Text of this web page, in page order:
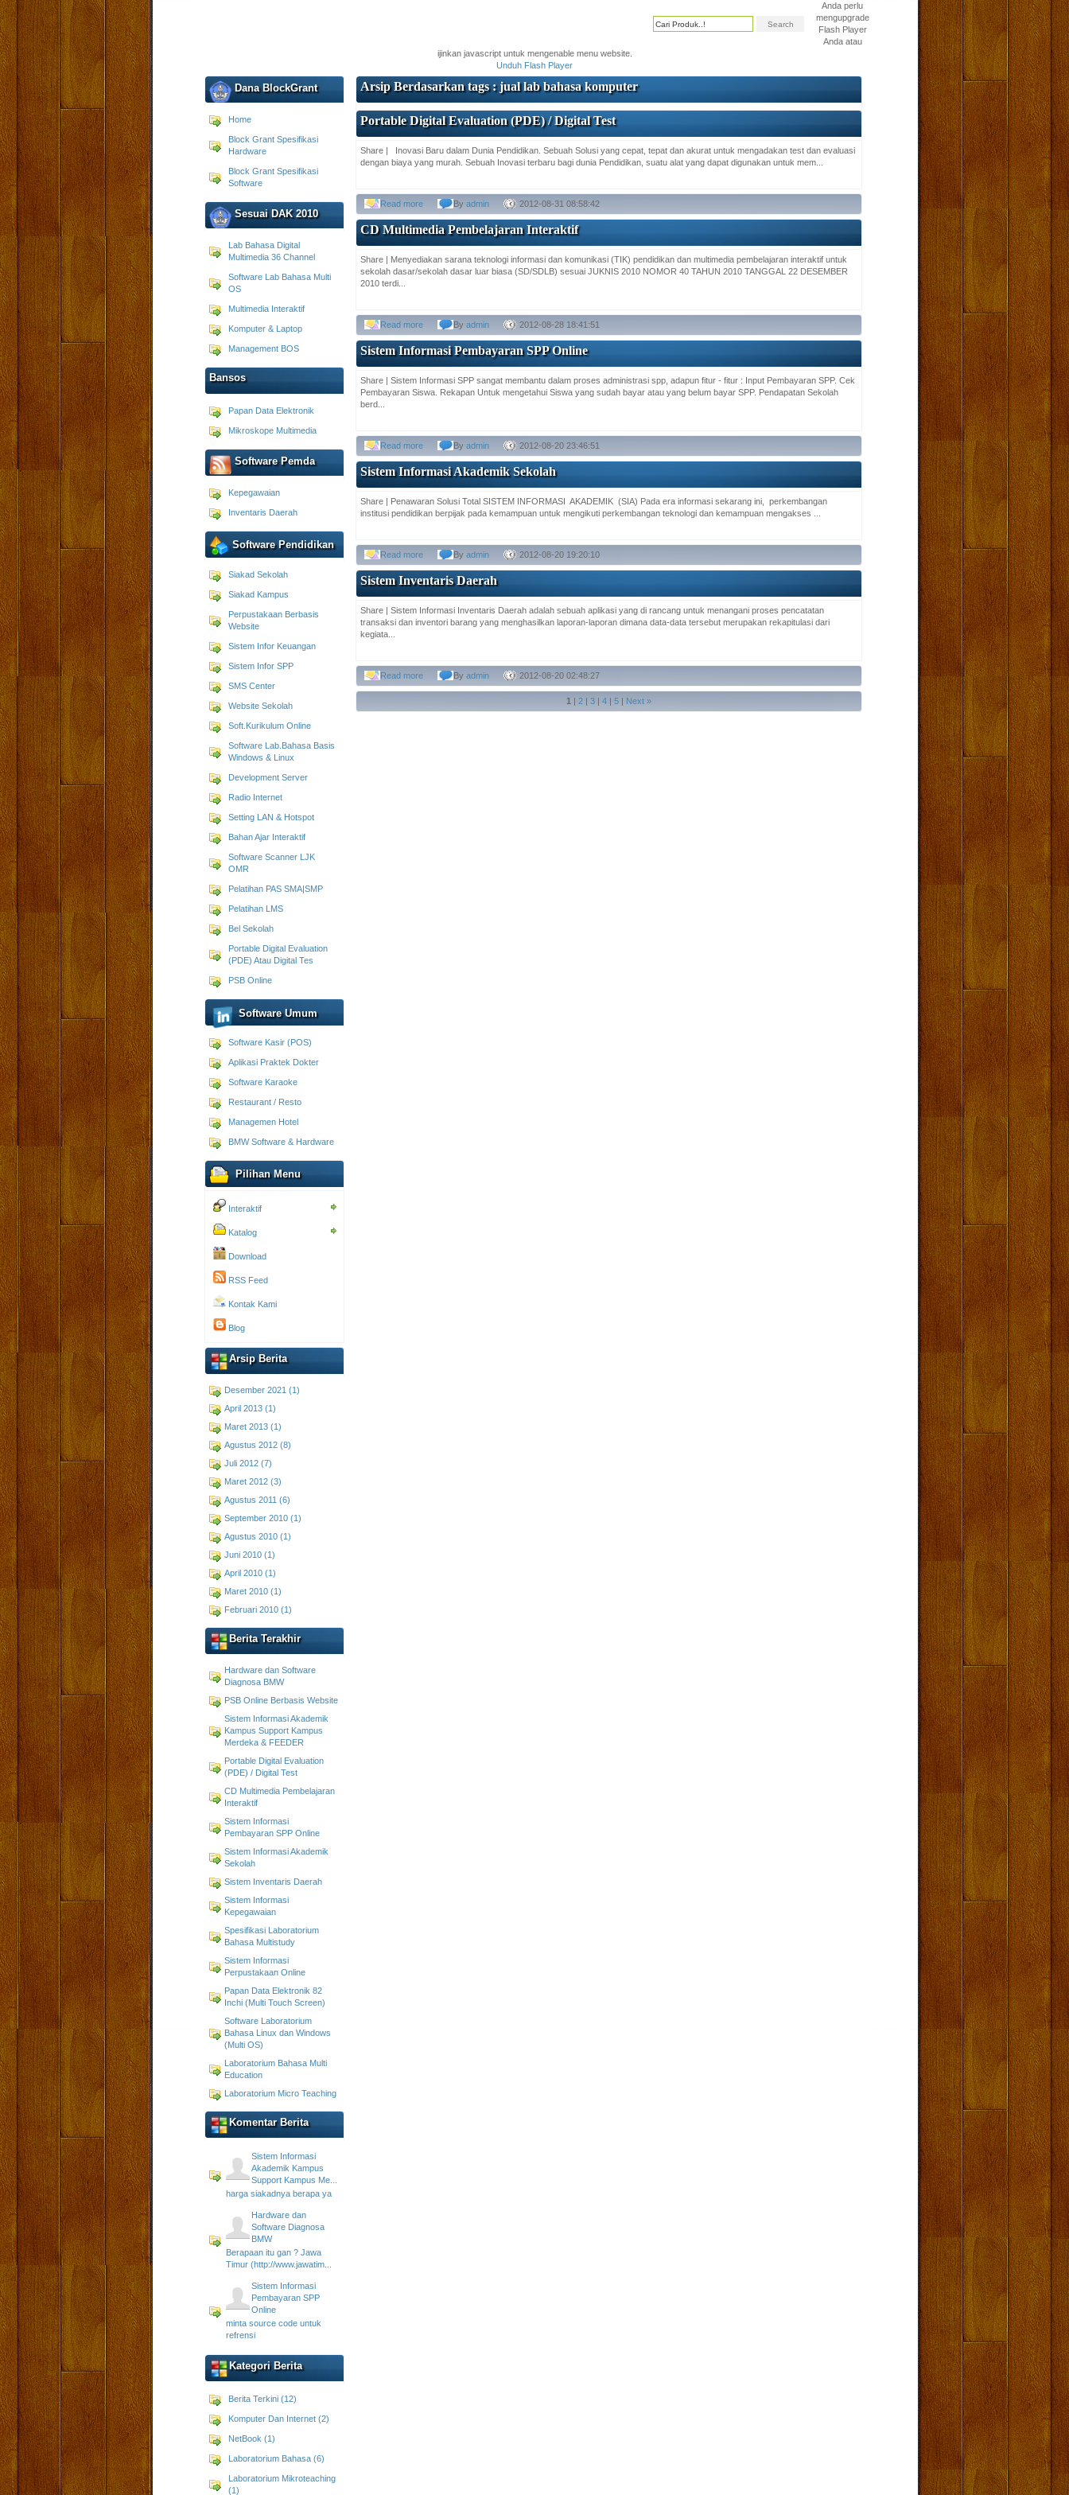
Anda perlu
mengupgrade
Flash Player
Anda atau
ijinkan javascript untuk mengenable menu website.
Unduh Flash Player
Dana BlockGrant
Home
Block Grant Spesifikasi
Hardware
Block Grant Spesifikasi
Software
Sesuai DAK 2010
Lab Bahasa Digital
Multimedia 36 Channel
Software Lab Bahasa Multi
OS
Multimedia Interaktif
Komputer & Laptop
Management BOS
Bansos
Papan Data Elektronik
Mikroskope Multimedia
Software Pemda
Kepegawaian
Inventaris Daerah
Software Pendidikan
Siakad Sekolah
Siakad Kampus
Perpustakaan Berbasis
Website
Sistem Infor Keuangan
Sistem Infor SPP
SMS Center
Website Sekolah
Soft.Kurikulum Online
Software Lab.Bahasa Basis
Windows & Linux
Development Server
Radio Internet
Setting LAN & Hotspot
Bahan Ajar Interaktif
Software Scanner LJK
OMR
Pelatihan PAS SMA|SMP
Pelatihan LMS
Bel Sekolah
Portable Digital Evaluation
(PDE) Atau Digital Tes
PSB Online
Software Umum
Software Kasir (POS)
Aplikasi Praktek Dokter
Software Karaoke
Restaurant / Resto
Managemen Hotel
BMW Software & Hardware
Pilihan Menu
Interaktif
Katalog
Download
RSS Feed
Kontak Kami
Blog
Arsip Berita
Desember 2021 (1)
April 2013 (1)
Maret 2013 (1)
Agustus 2012 (8)
Juli 2012 (7)
Maret 2012 (3)
Agustus 2011 (6)
September 2010 (1)
Agustus 2010 (1)
Juni 2010 (1)
April 2010 (1)
Maret 2010 (1)
Februari 2010 (1)
Berita Terakhir
Hardware dan Software
Diagnosa BMW
PSB Online Berbasis Website
Sistem Informasi Akademik
Kampus Support Kampus
Merdeka & FEEDER
Portable Digital Evaluation
(PDE) / Digital Test
CD Multimedia Pembelajaran
Interaktif
Sistem Informasi
Pembayaran SPP Online
Sistem Informasi Akademik
Sekolah
Sistem Inventaris Daerah
Sistem Informasi
Kepegawaian
Spesifikasi Laboratorium
Bahasa Multistudy
Sistem Informasi
Perpustakaan Online
Papan Data Elektronik 82
Inchi (Multi Touch Screen)
Software Laboratorium
Bahasa Linux dan Windows
(Multi OS)
Laboratorium Bahasa Multi
Education
Laboratorium Micro Teaching
Komentar Berita
Sistem Informasi
Akademik Kampus
Support Kampus Me...
harga siakadnya berapa ya
Hardware dan
Software Diagnosa
BMW
Berapaan itu gan ? Jawa
Timur (http://www.jawatim...
Sistem Informasi
Pembayaran SPP
Online
minta source code untuk
refrensi
Kategori Berita
Berita Terkini (12)
Komputer Dan Internet (2)
NetBook (1)
Laboratorium Bahasa (6)
Laboratorium Mikroteaching
(1)
Arsip Berdasarkan tags : jual lab bahasa komputer
Portable Digital Evaluation (PDE) / Digital Test
Share | Inovasi Baru dalam Dunia Pendidikan. Sebuah Solusi yang cepat, tepat dan akurat untuk mengadakan test dan evaluasi
dengan biaya yang murah. Sebuah Inovasi terbaru bagi dunia Pendidikan, suatu alat yang dapat digunakan untuk mem...
Read more By admin 2012-08-31 08:58:42
CD Multimedia Pembelajaran Interaktif
Share | Menyediakan sarana teknologi informasi dan komunikasi (TIK) pendidikan dan multimedia pembelajaran interaktif untuk
sekolah dasar/sekolah dasar luar biasa (SD/SDLB) sesuai JUKNIS 2010 NOMOR 40 TAHUN 2010 TANGGAL 22 DESEMBER
2010 terdi...
Read more By admin 2012-08-28 18:41:51
Sistem Informasi Pembayaran SPP Online
Share | Sistem Informasi SPP sangat membantu dalam proses administrasi spp, adapun fitur - fitur : Input Pembayaran SPP. Cek
Pembayaran Siswa. Rekapan Untuk mengetahui Siswa yang sudah bayar atau yang belum bayar SPP. Pendapatan Sekolah
berd...
Read more By admin 2012-08-20 23:46:51
Sistem Informasi Akademik Sekolah
Share | Penawaran Solusi Total SISTEM INFORMASI AKADEMIK (SIA) Pada era informasi sekarang ini, perkembangan
institusi pendidikan berpijak pada kemampuan untuk mengikuti perkembangan teknologi dan kemampuan mengakses ...
Read more By admin 2012-08-20 19:20:10
Sistem Inventaris Daerah
Share | Sistem Informasi Inventaris Daerah adalah sebuah aplikasi yang di rancang untuk menangani proses pencatatan
transaksi dan inventori barang yang menghasilkan laporan-laporan dimana data-data tersebut merupakan rekapitulasi dari
kegiata...
Read more By admin 2012-08-20 02:48:27
1 | 2| 3| 4| 5| Next »